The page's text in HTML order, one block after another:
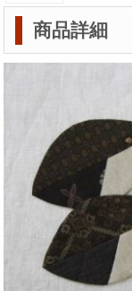
商品詳細